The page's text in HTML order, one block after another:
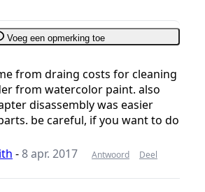
Voeg een opmerking toe
from draing costs for cleaning
from watercolor paint. also
disassembly was easier
be careful, if you want to do
-8 apr. 2017 Antwoord Deel